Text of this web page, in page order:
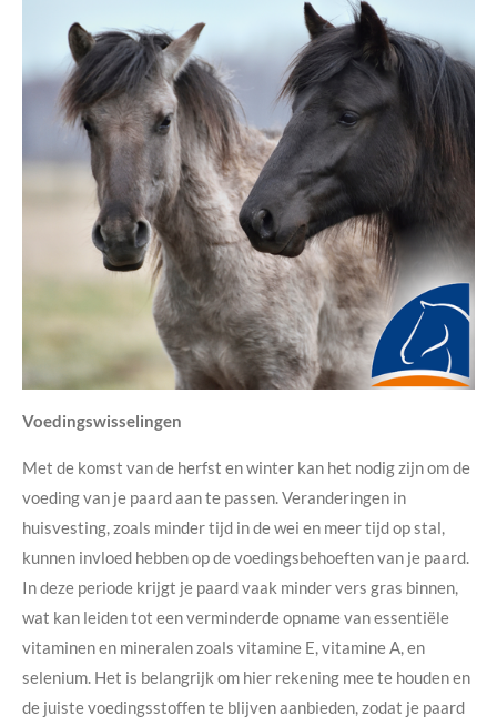
Voedingswisselingen
Met de komst van de herfst en winter kan het nodig zijn om de
voeding van je paard aan te passen. Veranderingen in
huisvesting, zoals minder tijd in de wei en meer tijd op stal,
kunnen invloed hebben op de voedingsbehoeften van je paard.
In deze periode krijgt je paard vaak minder vers gras binnen,
wat kan leiden tot een verminderde opname van essentiële
vitaminen en mineralen zoals vitamine E, vitamine A, en
selenium. Het is belangrijk om hier rekening mee te houden en
de juiste voedingsstoffen te blijven aanbieden, zodat je paard